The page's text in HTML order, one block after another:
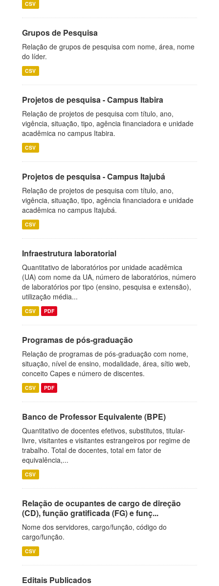
CSV
Grupos de Pesquisa
Relação de grupos de pesquisa com nome, área, nome
do líder.
CSV
Projetos de pesquisa - Campus Itabira
Relação de projetos de pesquisa com título, ano,
vigência, situação, tipo, agência financiadora e unidade
acadêmica no campus Itabira.
CSV
Projetos de pesquisa - Campus Itajubá
Relação de projetos de pesquisa com título, ano,
vigência, situação, tipo, agência financiadora e unidade
acadêmica no campus Itajubá.
CSV
Infraestrutura laboratorial
Quantitativo de laboratórios por unidade acadêmica
(UA) com nome da UA, número de laboratórios, número
de laboratórios por tipo (ensino, pesquisa e extensão),
utilização média...
CSV PDF
Programas de pós-graduação
Relação de programas de pós-graduação com nome,
situação, nível de ensino, modalidade, área, sítio web,
conceito Capes e número de discentes.
CSV PDF
Banco de Professor Equivalente (BPE)
Quantitativo de docentes efetivos, substitutos, titular-
livre, visitantes e visitantes estrangeiros por regime de
trabalho. Total de docentes, total em fator de
equivalência,...
CSV
Relação de ocupantes de cargo de direção
(CD), função gratificada (FG) e funç...
Nome dos servidores, cargo/função, código do
cargo/função.
CSV
Editais Publicados